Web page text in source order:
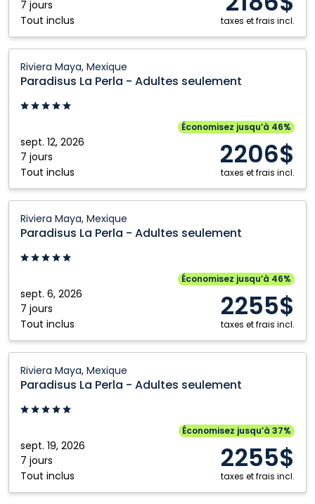
7 jours
Tout inclus
taxes et frais incl.
Riviera
Maya,
Mexique
Riviera Maya, Mexique
Paradisus La Perla - Adultes seulement
sept. 12, 2026
7 jours
Tout inclus
Économisez jusqu’à 46%
2206$
taxes et frais incl.
Perla
seulement:
Riviera
Maya,
Mexique
Riviera Maya, Mexique
Paradisus La Perla - Adultes seulement
sept. 6, 2026
7 jours
Tout inclus
Économisez jusqu’à 46%
2255$
taxes et frais incl.
Perla
seulement:
Riviera
Maya,
Mexique
Riviera Maya, Mexique
Paradisus La Perla - Adultes seulement
sept. 19, 2026
7 jours
Tout inclus
Économisez jusqu’à 37%
2255$
taxes et frais incl.
Perla
seulement:
Riviera
Maya,
Mexique